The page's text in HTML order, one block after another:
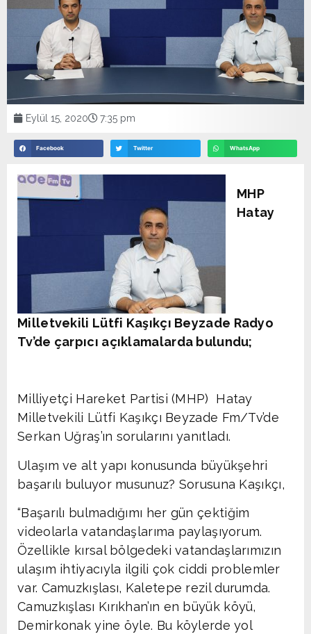
Eylül 15, 2020 7:35 pm
Facebook Twitter WhatsApp
MHP
Hatay
Milletvekili Lütfi Kaşıkçı Beyzade Radyo
Tv’de çarpıcı açıklamalarda bulundu;
Milliyetçi Hareket Partisi (MHP) Hatay
Milletvekili Lütfi Kaşıkçı Beyzade Fm/Tv’de
Serkan Uğraş’ın sorularını yanıtladı.
Ulaşım ve alt yapı konusunda büyükşehri
başarılı buluyor musunuz? Sorusuna Kaşıkçı,
“Başarılı bulmadığımı her gün çektiğim
videolarla vatandaşlarıma paylaşıyorum.
Özellikle kırsal bölgedeki vatandaşlarımızın
ulaşım ihtiyacıyla ilgili çok ciddi problemler
var. Camuzkışlası, Kaletepe rezil durumda.
Camuzkışlası Kırıkhan’ın en büyük köyü,
Demirkonak yine öyle. Bu köylerde yol